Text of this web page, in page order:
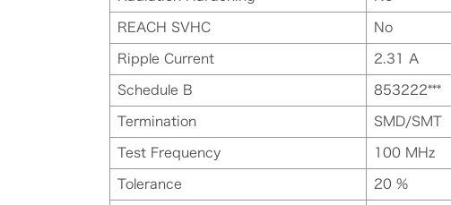
REACH SVHC No
Ripple Current 2.31 A
Schedule B 853222***
Termination SMD/SMT
Test Frequency 100 MHz
Tolerance 20 %